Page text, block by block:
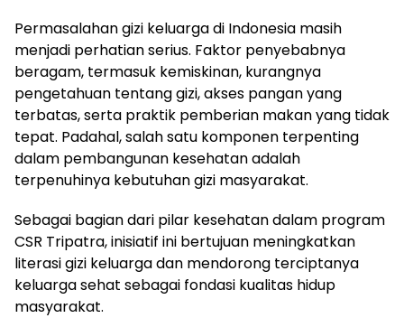
Permasalahan gizi keluarga di Indonesia masih
menjadi perhatian serius. Faktor penyebabnya
beragam, termasuk kemiskinan, kurangnya
pengetahuan tentang gizi, akses pangan yang
terbatas, serta praktik pemberian makan yang tidak
tepat. Padahal, salah satu komponen terpenting
dalam pembangunan kesehatan adalah
terpenuhinya kebutuhan gizi masyarakat.
Sebagai bagian dari pilar kesehatan dalam program
CSR Tripatra, inisiatif ini bertujuan meningkatkan
literasi gizi keluarga dan mendorong terciptanya
keluarga sehat sebagai fondasi kualitas hidup
masyarakat.